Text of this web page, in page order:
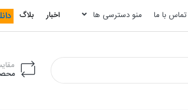
تماس با ما منو دسترسی ها اخبار بلاگ